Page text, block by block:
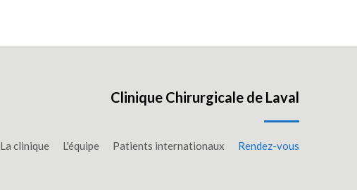
Clinique Chirurgicale de Laval
La clinique L'équipe Patients internationaux Rendez-vous